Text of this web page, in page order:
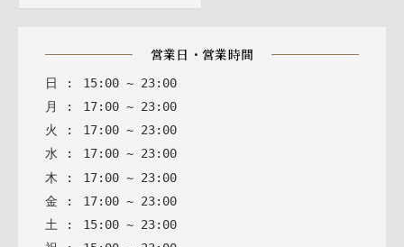
営業日・営業時間
日 : 15: 00 ~ 23: 00
月
: 17: 00 ~ 23: 00
火
: 17: 00 ~ 23: 00
水 : 17: 00 ~ 23: 00
木 : 17: 00 ~ 23: 00
金 : 17: 00 ~ 23: 00
土 : 15: 00 ~ 23: 00